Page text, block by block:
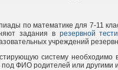
по математике для 7-11
задания в резервной
учреждений
систему необходимо
ФИО родителей или другими